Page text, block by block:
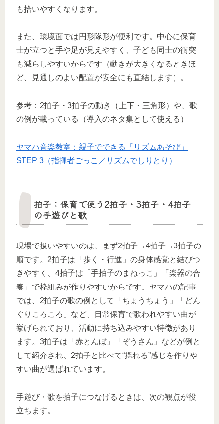
も拾いやすくなります。
また、環境面では円形隊形が便利です。中心に保育
士が立つと手や足が見えやすく、子ども同士の衝突
も減らしやすいからです（動きが大きくなるときほ
ど、見通しのよい配置が安全にも直結します）。
参考：2拍子・3拍子の動き（上下・三角形）や、歌
の例が載っている（導入のネタ集として使える）
ヤマハ音楽教室：親子でできる「リズムあそび」
STEP 3（指揮者ごっこ／リズムでしりとり）
拍子：保育で使う2拍子・3拍子・4拍子
の手遊びと歌
現場で扱いやすいのは、まず2拍子→4拍子→3拍子の
順です。2拍子は「歩く・行進」の身体感覚と結びつ
きやすく、4拍子は「手拍子のまねっこ」「楽器の合
奏」で枠組みが作りやすいからです。ヤマハの記事
では、2拍子の歌の例として「ちょうちょう」「どん
ぐりころころ」など、日常保育で歌われやすい曲が
挙げられており、活動に持ち込みやすい特徴があり
ます。3拍子は「赤とんぼ」「ぞうさん」などが例と
して紹介され、2拍子と比べて“揺れる”感じを作りや
すい曲が選ばれています。
手遊び・歌を拍子につなげるときは、次の観点が役
立ちます。